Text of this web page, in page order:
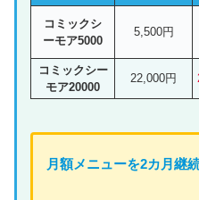
コミックシ
ーモア5000
5,500円
コミックシー
モア20000
22,000円
月額メニューを2カ月継